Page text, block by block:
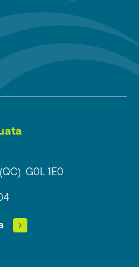
G0L 1E0